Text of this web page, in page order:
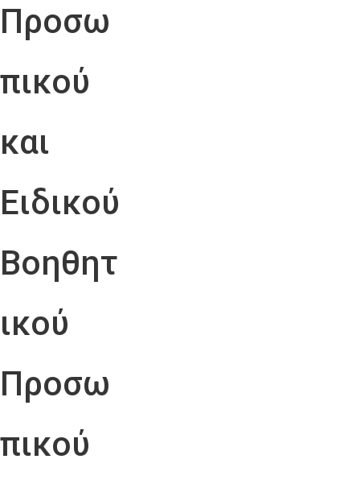
Προσω
πικού
και
Ειδικού
Βοηθητ
ικού
Προσω
πικού